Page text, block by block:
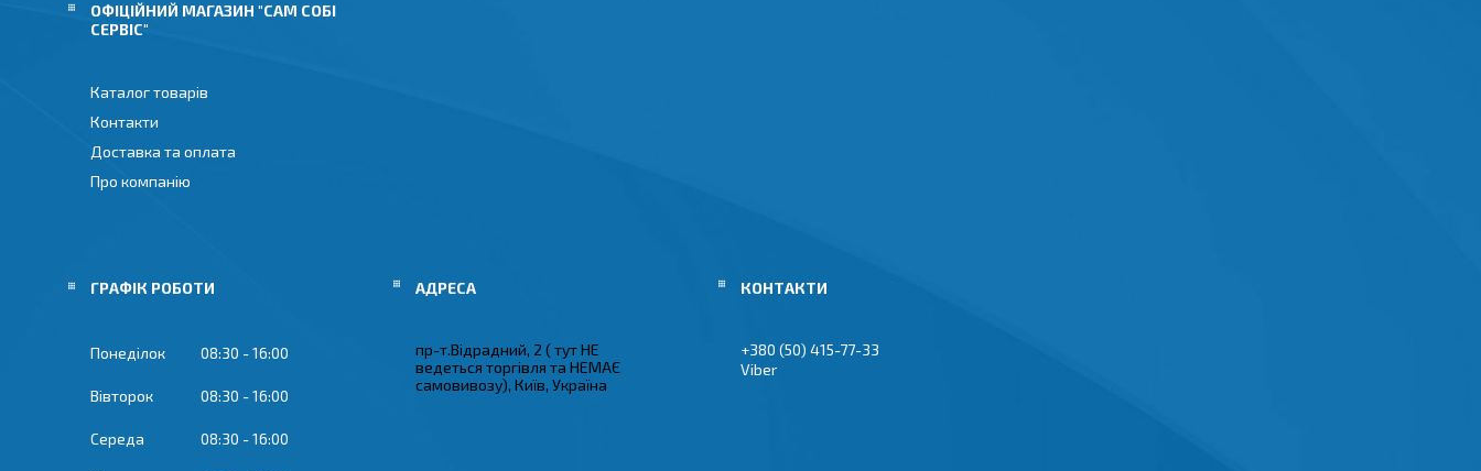
ОФІЦІЙНИЙ МАГАЗИН "САМ СОБІ
СЕРВІС"
Каталог товарів
Контакти
Доставка та оплата
Про компанію
ГРАФІК РОБОТИ
Понеділок 08:30 16:00
Вівторок 08:30 16:00
Середа 08:30 16:00
пр-т.Відрадний, 2 ( тут НЕ
ведеться торгівля та НЕМАЄ
самовивозу), Київ, Україна
+380 (50) 415-77-33
Viber